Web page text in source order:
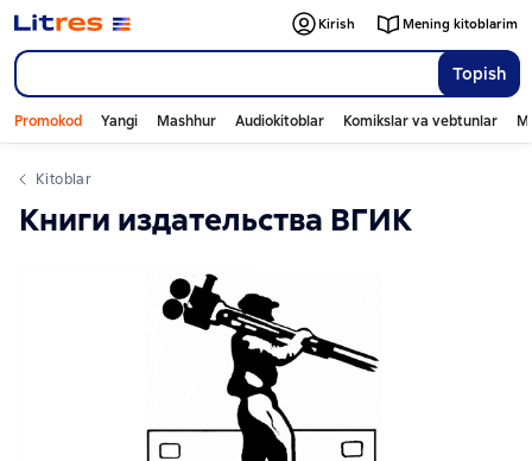
Topish
Kirish Mening kitoblarim
Promokod Yangi Mashhur Audiokitoblar Komikslar va vebtunlar
Kitoblar
Книги издательства ВГИК